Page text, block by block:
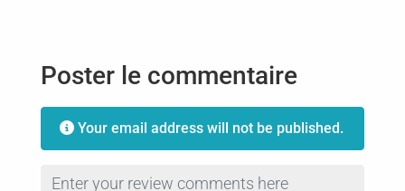
Poster le commentaire
Your email address will not be published.
Review text